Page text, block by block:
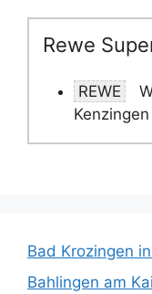
Rewe
REWE
Kenzingen
Bad Krozingen
Bahlingen am